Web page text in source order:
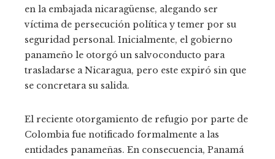
en la embajada nicaragüense, alegando ser
víctima de persecución política y temer por su
seguridad personal. Inicialmente, el gobierno
panameño le otorgó un salvoconducto para
trasladarse a Nicaragua, pero este expiró sin que
se concretara su salida.
El reciente otorgamiento de refugio por parte de
Colombia fue notificado formalmente a las
entidades panameñas. En consecuencia, Panamá